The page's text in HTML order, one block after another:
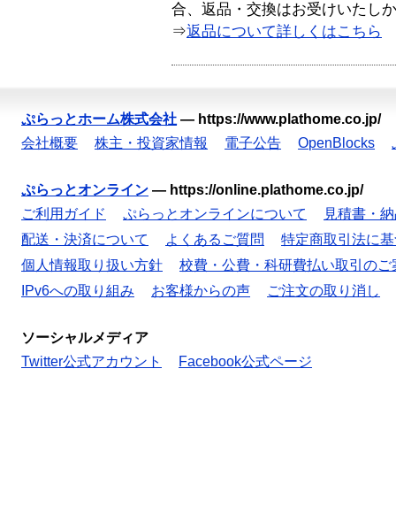
合、返品・交換はお受けいたし
⇒返品について詳しくはこちら
ぷらっとホーム株式会社 — https://www.plathome.co.jp/
会社概要
株主・投資家情報 電子公告 OpenBlocks
ぷらっとオンライン — https://online.plathome.co.jp/
ご利用ガイド
ぷらっとオンラインについて
見積書・
配送・決済について
よくあるご質問
特定商取引法に
個人情報取り扱い方針
校費・公費・科研費払い取引のご
IPv6への取り組み
お客様からの声 ご注文の取り消し
ソーシャルメディア
Twitter公式アカウント
Facebook公式ページ